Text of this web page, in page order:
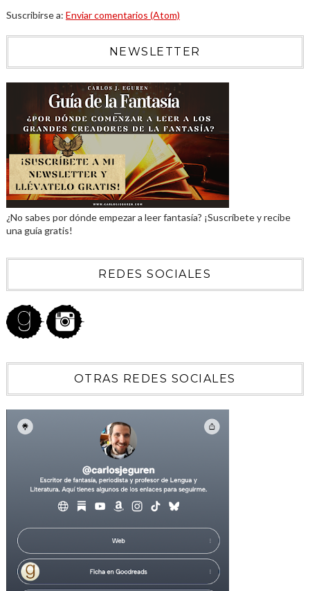
Suscribirse a: Enviar comentarios (Atom)
NEWSLETTER
¿No sabes por dónde empezar a leer fantasía? ¡Suscríbete y recibe
una guía gratis!
REDES SOCIALES
OTRAS REDES SOCIALES